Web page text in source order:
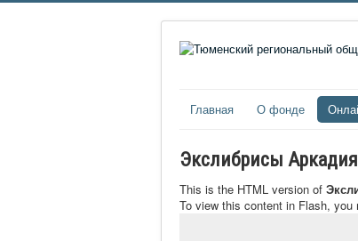
Главная О фонде
Экслибрисы
This is the HTML version of
To view this content in Flash,